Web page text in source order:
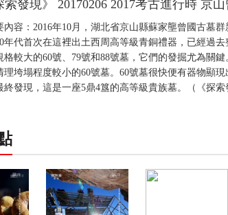
索發現》 20170206 2017考古進行時 京山
內容：2016年10月，湖北省京山縣蘇家壟曾國古墓
年代首次在這裡出土西周高等級青銅禮器，已經過
格較大的60號、79號和88號墓，它們的發掘尤為關
理垮塌程度較小的60號墓。60號墓很快便有器物顯
終發現，這是一座5鼎4簋的高等級貴族墓。（《探